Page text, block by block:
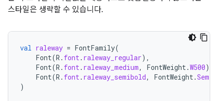
스타일은 생략할 수 있습니다.
val raleway = FontFamily(
Font(R . font. raleway_regular),
Font(R . font. raleway_medium, FontWeight.W500),
Font(R . font. raleway_semibold, FontWeight.
)